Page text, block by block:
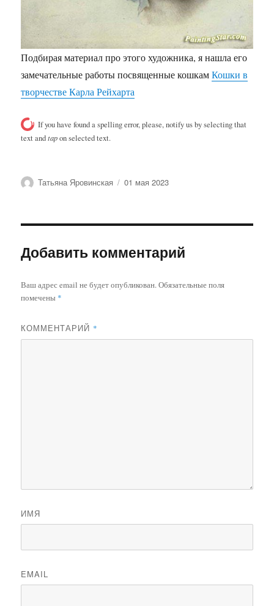
Подбирая материал про этого художника, я нашла его
замечательные работы посвященные кошкамКошки в
творчестве Карла Рейхарта
If you have found a spelling error, please, notify us by selecting that
text andtapon selected text.
Автор
Татьяна Яровинская Опубликовано
01 мая 2023
Добавить комментарий
Ваш адрес email не будет опубликован.Обязательные поля
помечены *
КОММЕНТАРИЙ *
ИМЯ
EMAIL